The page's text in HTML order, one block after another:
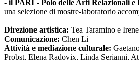
- il PARI - Polo delle Arti Relazionali
una selezione di mostre-laboratorio
Direzione artistica: Tea Taramino e
Comunicazione: Chen Li
Attività e mediazione culturale:
Probst, Elena Radovix, Linda Serianni,